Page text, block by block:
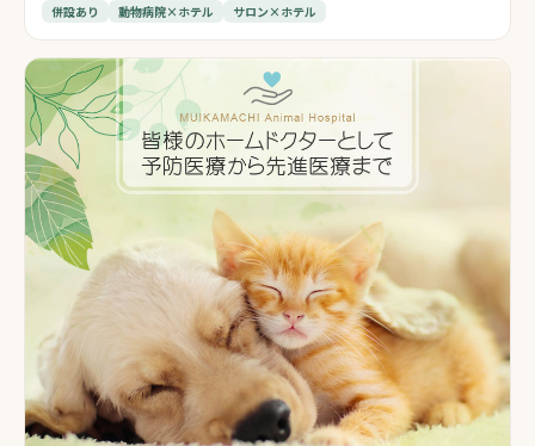
併設あり 動物病院×ホテル サロン×ホテル